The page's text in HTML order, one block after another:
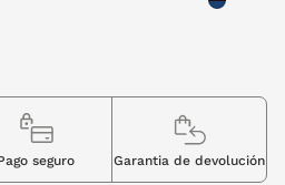
seguro Garantia de devolución